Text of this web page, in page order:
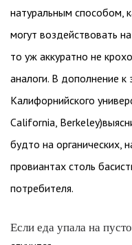
натуральным способом,
могут воздействовать
то уж аккуратно не
аналоги. В дополнение к
Калифорнийского
California,
будто на органических,
провиантах столь
потребителя.
Если еда упала на